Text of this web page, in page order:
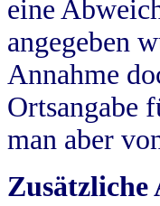
eine
angegeben
Annahme
Ortsangabe
man aber
Zusätzliche